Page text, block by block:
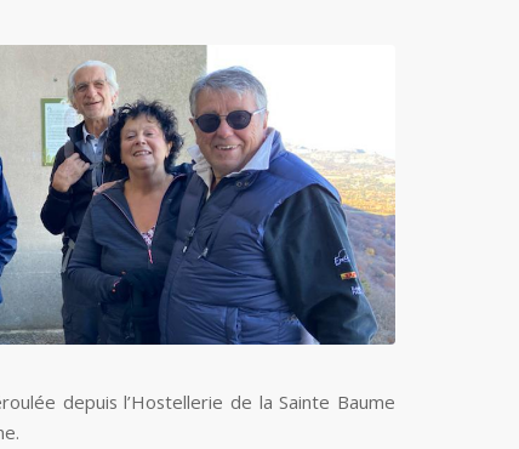
depuis l’Hostellerie de la Sainte Baume